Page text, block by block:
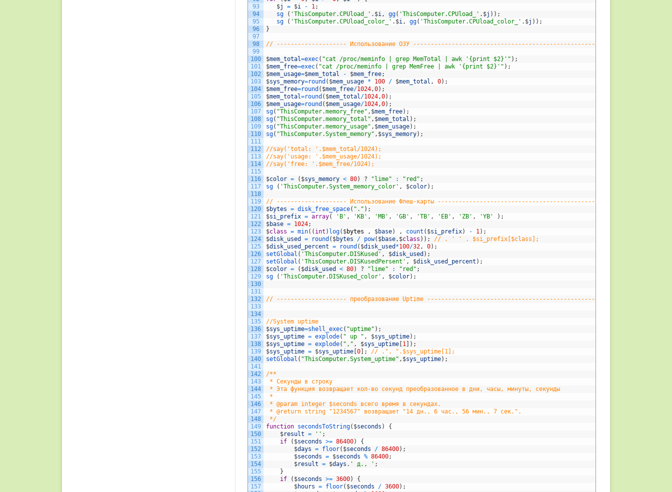
93
94
95
96
97
98
99
100
101
102
103
104
105
106
107
108
109
110
111
112
113
114
115
116
117
118
119
120
121
122
123
124
125
126
127
128
129
130
131
132
133
134
135
136
137
138
139
140
141
142
143
144
145
146
147
148
149
150
151
152
153
154
155
156
157
$j = $i - 1;
sg
( 'ThisComputer.CPUload_' . $i, gg( 'ThisComputer.CPUload_' . $j ) ) ;
sg
( 'ThisComputer.CPUload_color_' . $i, gg( 'ThisComputer.CPUload_color_' . $j ) ) ;
}
// -------------------- Использование ОЗУ -------------------------------------------------------------
$mem_total=exec( "cat /proc/meminfo | grep MemTotal | awk '{print $2}'" ) ;
$mem_free=exec( "cat /proc/meminfo | grep MemFree | awk '{print $2}'" ) ;
$mem_usage=$mem_total - $mem_free;
$sys_memory=round ( $mem_usage * 100 / $mem_total , 0) ;
$mem_free=round ( $mem_free/1024,0) ;
$mem_total=round ( $mem_total/1024,0) ;
$mem_usage=round ( $mem_usage/1024,0) ;
sg( "ThisComputer.memory_free" , $mem_free) ;
sg( "ThisComputer.memory_total" , $mem_total ) ;
sg( "ThisComputer.memory_usage" , $mem_usage) ;
sg( "ThisComputer.System_memory" , $sys_memory) ;
//say('total: '.$mem_total/1024);
//say('usage: '.$mem_usage/1024);
//say('free: '.$mem_free/1024);
$color = ( $sys_memory < 80) ? "lime" : "red" ;
sg
( 'ThisComputer.System_memory_color' , $color) ;
// -------------------- Использование Флеш-карты -------------------------------------------------------------
$bytes = disk_free_space( "." ) ;
$si_prefix = array( 'B' , 'KB' , 'MB' , 'GB' , 'TB' , 'EB' , 'ZB' , 'YB' ) ;
$base = 1024;
$class = min( ( int ) log( $bytes , $base) , count ( $si_prefix) - 1) ;
$disk_used = round ( $bytes / pow( $base, $class ) ) ;
// . ' ' . $si_prefix[$class];
$disk_used_percent = round ( $disk_used *100/32, 0) ;
setGlobal ( 'ThisComputer.DISKused' , $disk_used ) ;
setGlobal ( 'ThisComputer.DISKusedPersent' , $disk_used_percent ) ;
$color = ( $disk_used < 80) ? "lime" : "red" ;
sg
( 'ThisComputer.DISKused_color' , $color) ;
// -------------------- преобразование Uptime ----------------------------------------------------------
//System uptime
$sys_uptime=shell_exec( "uptime" ) ;
$sys_uptime = explode( " up " , $sys_uptime) ;
$sys_uptime = explode( "," , $sys_uptime 1 ) ;
$sys_uptime = $sys_uptime [0 ;
// .", ".$sys_uptime[1];
setGlobal ( "ThisComputer.System_uptime" , $sys_uptime) ;
/**
* Секунды в строку
* Эта функция возвращает кол-во секунд преобразованное в дни, часы, минуты, секунды
*
* @param integer $seconds всего время в секундах.
* @return string "1234567" возвращает "14 дн., 6 час., 56 мин., 7 сек.".
*/
function secondsToString( $seconds )
{
$result = '' ;
if
( $seconds >= 86400)
{
$days = floor( $seconds / 86400) ;
$seconds = $seconds % 86400;
$result = $days . ' д., ' ;
}
if
( $seconds >= 3600)
{
$hours = floor( $seconds / 3600) ;